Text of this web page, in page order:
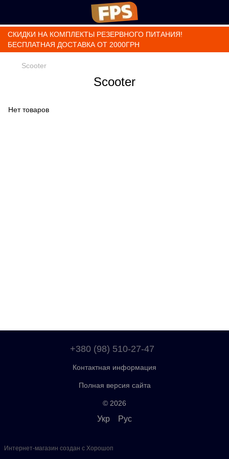
СКИДКИ НА КОМПЛЕКТЫ РЕЗЕРВНОГО ПИТАНИЯ!
БЕСПЛАТНАЯ ДОСТАВКА ОТ 2000ГРН
Scooter
Scooter
Нет товаров
+380 (98) 510-27-47
Контактная информация
Полная версия сайта
© 2026
Укр Рус
Интернет-магазин создан с Хорошоп